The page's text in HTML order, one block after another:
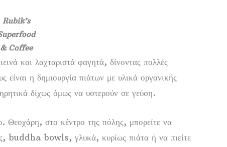
Rubik’s
& Coffee
και λαχταριστά φαγητά, δίνοντας πολλές
είναι η δημιουργία πιάτων με υλικά οργανικής
δίχως όμως να υστερούν σε γεύση.
Θεοχάρη, στο κέντρο της πόλης, μπορείτε να
buddha bowls, γλυκά, κυρίως πιάτα ή να πιείτε